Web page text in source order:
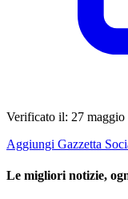
Verificato il: 27 maggio
Aggiungi Gazzetta
Le migliori notizie,